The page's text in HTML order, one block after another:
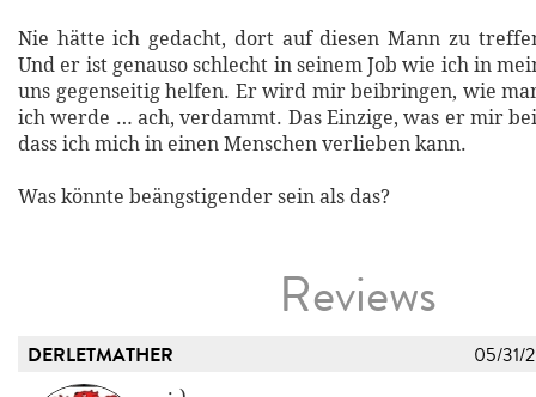
Nie hätte ich gedacht, dort auf diesen Mann zu
Und er ist genauso schlecht in seinem Job wie ich in
uns gegenseitig helfen. Er wird mir beibringen, wie
ich werde … ach, verdammt. Das Einzige, was er mir
dass ich mich in einen Menschen verlieben kann.
Was könnte beängstigender sein als das?
Reviews
DERLETMATHER 05/31/